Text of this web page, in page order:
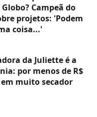
Campeã do
projetos: 'Podem
coisa...'
da Juliette é a
por menos de R$
muito secador